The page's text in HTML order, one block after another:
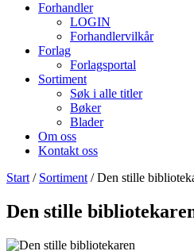
Forhandler
LOGIN
Forhandlervilkår
Forlag
Forlagsportal
Sortiment
Søk i alle titler
Bøker
Blader
Om oss
Kontakt oss
Start / Sortiment /Den stille
Den stille